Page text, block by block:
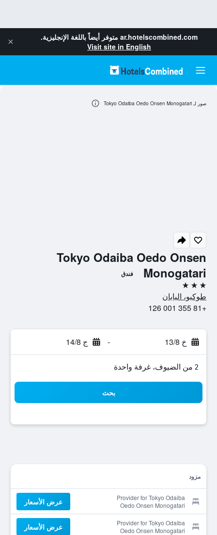
ar.hotelscombined.com متوفر أيضاً باللغة الإنجليزية.
Visit site in English
Tokyo Odaiba Oedo Onsen
Monogatari
فندق
3 نجوم
طوكيو، اليابان
+81 355 001 126
خ 13/8 - ج 14/8
2 من الضيوف، غرفة واحدة
بحث
مزود
Provider for Tokyo Odaiba
Oedo Onsen Monogatari
عرض الأسعار
Provider for Tokyo Odaiba
Oedo Onsen Monogatari
عرض الأسعار
صور لـ Tokyo Odaiba Oedo Onsen Monogatari